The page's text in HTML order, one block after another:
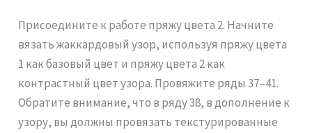
Присоедините к работе пряжу цвета 2. Начните
вязать жаккардовый узор, используя пряжу цвета
1 как базовый цвет и пряжу цвета 2 как
контрастный цвет узора. Провяжите ряды 37–41.
Обратите внимание, что в ряду 38, в дополнение к
узору, вы должны провязать текстурированные